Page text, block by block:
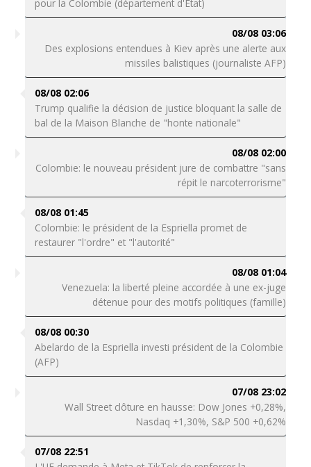
pour la Colombie (département d'Etat)
08/08 03:06
Des explosions entendues à Kiev après une alerte aux
missiles balistiques (journaliste AFP)
08/08 02:06
Trump qualifie la décision de justice bloquant la salle de
bal de la Maison Blanche de "honte nationale"
08/08 02:00
Colombie: le nouveau président jure de combattre "sans
répit le narcoterrorisme"
08/08 01:45
Colombie: le président de la Espriella promet de
restaurer "l'ordre" et "l'autorité"
08/08 01:04
Venezuela: la liberté pleine accordée à une ex-juge
détenue pour des motifs politiques (famille)
08/08 00:30
Abelardo de la Espriella investi président de la Colombie
(AFP)
07/08 23:02
Wall Street clôture en hausse: Dow Jones +0,28%,
Nasdaq +1,30%, S&P 500 +0,62%
07/08 22:51